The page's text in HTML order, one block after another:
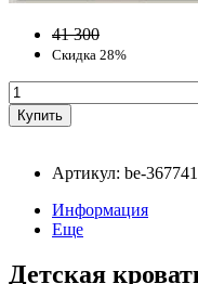
41 300
Скидка 28%
Артикул: be-367741
Информация
Еще
Детская